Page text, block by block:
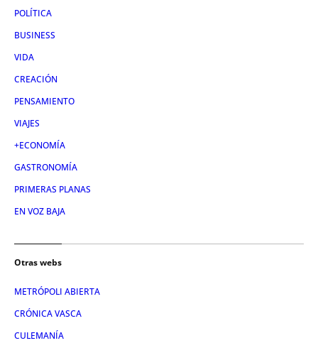
POLÍTICA
BUSINESS
VIDA
CREACIÓN
PENSAMIENTO
VIAJES
+ECONOMÍA
GASTRONOMÍA
PRIMERAS PLANAS
EN VOZ BAJA
Otras webs
METRÓPOLI ABIERTA
CRÓNICA VASCA
CULEMANÍA